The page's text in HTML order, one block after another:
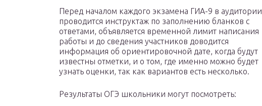
Перед началом каждого экзамена ГИА-9 в аудитории
проводится инструктаж по заполнению бланков с
ответами, объявляется временной лимит написания
работы и до сведения участников доводится
информация об ориентировочной дате, когда будут
известны отметки, и о том, где именно можно будет
узнать оценки, так как вариантов есть несколько.
Результаты ОГЭ школьники могут посмотреть: